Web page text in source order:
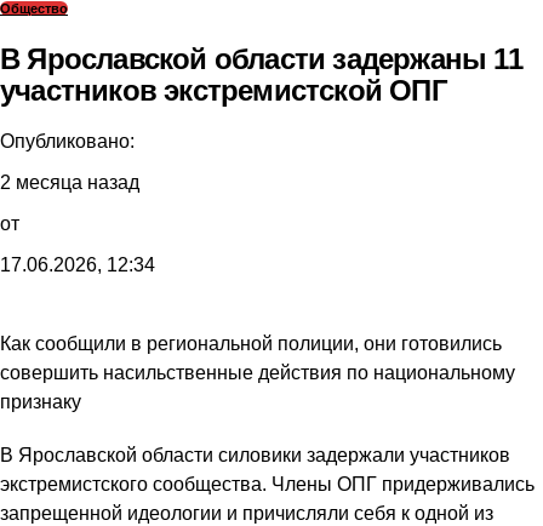
Общество
В Ярославской области задержаны 11
участников экстремистской ОПГ
Опубликовано:
2 месяца назад
от
17.06.2026, 12:34
Как сообщили в региональной полиции, они готовились
совершить насильственные действия по национальному
признаку
В Ярославской области силовики задержали участников
экстремистского сообщества. Члены ОПГ придерживались
запрещенной идеологии и причисляли себя к одной из